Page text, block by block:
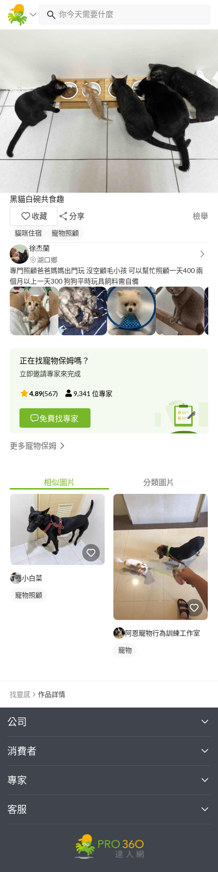
黑貓白碗共食趣
收藏
分享 檢舉
貓咪住宿
寵物照顧
徐杰蘭
湖口鄉
專門照顧爸爸媽媽出門玩 沒空顧毛小孩 可以幫忙照顧一天400 兩
個月以上一天300 狗狗平時玩具飼料需自備
正在找寵物保姆嗎？
立即邀請專家來完成
4.89(567) 9,341 位專家
免費找專家
更多寵物保姆
相似圖片 分類圖片
小白菜
寵物照顧
阿恩寵物行為訓練工作室
寵物
找靈感 作品詳情
公司
關於我們
部落格
加入我們
消費者
買服務
熱門服務
專家
案件中心
客服
繼續完成